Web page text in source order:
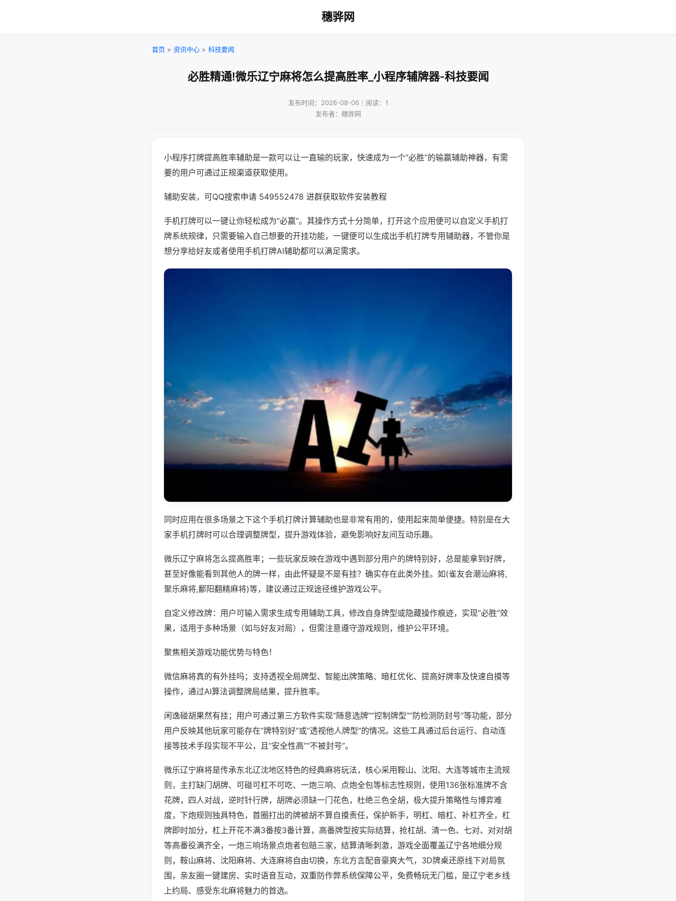
穗骅网
首页 > 资讯中心 > 科技要闻
必胜精通!微乐辽宁麻将怎么提高胜率_小程序辅牌器-科技要闻
发布时间：2026-08-06｜阅读：1
发布者：穗骅网
小程序打牌提高胜率辅助是一款可以让一直输的玩家，快速成为一个“必胜”的输赢辅助神器，有需
要的用户可通过正规渠道获取使用。
辅助安装，可QQ搜索申请 549552478 进群获取软件安装教程
手机打牌可以一键让你轻松成为“必赢”。其操作方式十分简单，打开这个应用便可以自定义手机打
牌系统规律，只需要输入自己想要的开挂功能，一键便可以生成出手机打牌专用辅助器，不管你是
想分享给好友或者使用手机打牌AI辅助都可以满足需求。
同时应用在很多场景之下这个手机打牌计算辅助也是非常有用的，使用起来简单便捷。特别是在大
家手机打牌时可以合理调整牌型，提升游戏体验，避免影响好友间互动乐趣。
微乐辽宁麻将怎么提高胜率；一些玩家反映在游戏中遇到部分用户的牌特别好，总是能拿到好牌，
甚至好像能看到其他人的牌一样，由此怀疑是不是有挂？确实存在此类外挂。如(雀友会潮汕麻将,
聚乐麻将,鄱阳翻精麻将)等，建议通过正规途径维护游戏公平。
自定义修改牌：用户可输入需求生成专用辅助工具，修改自身牌型或隐藏操作痕迹，实现“必胜”效
果，适用于多种场景（如与好友对局），但需注意遵守游戏规则，维护公平环境。
聚焦相关游戏功能优势与特色！
微信麻将真的有外挂吗；支持透视全局牌型、智能出牌策略、暗杠优化、提高好牌率及快速自摸等
操作，通过AI算法调整牌局结果，提升胜率。
闲逸碰胡果然有挂；用户可通过第三方软件实现“随意选牌”“控制牌型”“防检测防封号”等功能，部分
用户反映其他玩家可能存在“牌特别好”或“透视他人牌型”的情况。这些工具通过后台运行、自动连
接等技术手段实现不平公，且“安全性高”“不被封号”。
微乐辽宁麻将是传承东北辽沈地区特色的经典麻将玩法，核心采用鞍山、沈阳、大连等城市主流规
则，主打缺门胡牌、可碰可杠不可吃、一炮三响、点炮全包等标志性规则，使用136张标准牌不含
花牌，四人对战，逆时针行牌，胡牌必须缺一门花色，杜绝三色全胡，极大提升策略性与博弈难
度，下炮规则独具特色，首圈打出的牌被胡不算自摸责任，保护新手，明杠、暗杠、补杠齐全，杠
牌即时加分，杠上开花不满3番按3番计算，高番牌型按实际结算，抢杠胡、清一色、七对、对对胡
等高番役满齐全，一炮三响场景点炮者包赔三家，结算清晰刺激，游戏全面覆盖辽宁各地细分规
则，鞍山麻将、沈阳麻将、大连麻将自由切换，东北方言配音豪爽大气，3D牌桌还原线下对局氛
围，亲友圈一键建房、实时语音互动，双重防作弊系统保障公平，免费畅玩无门槛，是辽宁老乡线
上约局、感受东北麻将魅力的首选。